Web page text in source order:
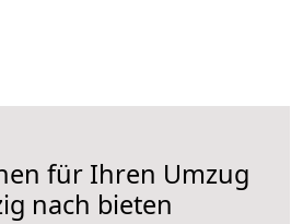
für Ihren Umzug
nach bieten